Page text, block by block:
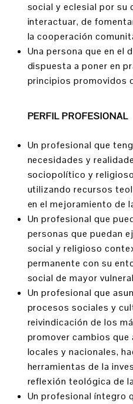
social y eclesial por su
interactuar, de
la cooperación
Una persona que en el
dispuesta a poner en
principios promovidos
PERFIL PROFESIONAL
Un profesional que
necesidades y
sociopolítico y
utilizando recursos
en el mejoramiento de
Un profesional que
personas que puedan
social y religioso
permanente con su
social de mayor
Un profesional que
procesos sociales y
reivindicación de los
promover cambios
locales y nacionales,
herramientas de la
reflexión teológica de
Un profesional íntegro